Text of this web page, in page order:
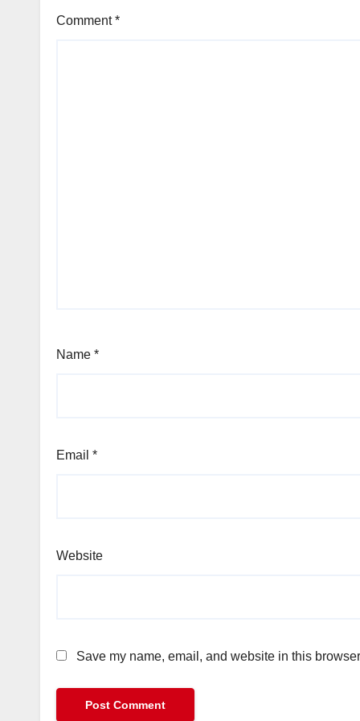
Comment*
Name *
Email *
Website
Save my name, email, and website in this